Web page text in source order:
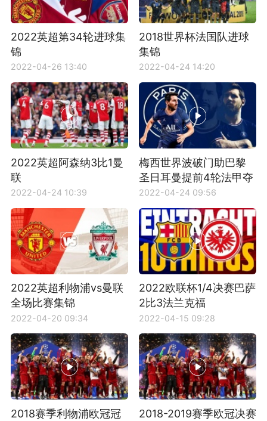
2022英超第34轮进球集
锦
2022-04-26 13:40
2018世界杯法国队进球
集锦
2022-04-24 14:20
2022英超阿森纳3比1曼
联
2022-04-24 10:39
梅西世界波破门助巴黎
圣日耳曼提前4轮法甲夺
冠
2022-04-24 09:56
2022英超利物浦vs曼联
全场比赛集锦
2022-04-20 09:34
2022欧联杯1/4决赛巴萨
2比3法兰克福
2022-04-15 09:28
2018赛季利物浦欧冠冠
2018-2019赛季欧冠决赛